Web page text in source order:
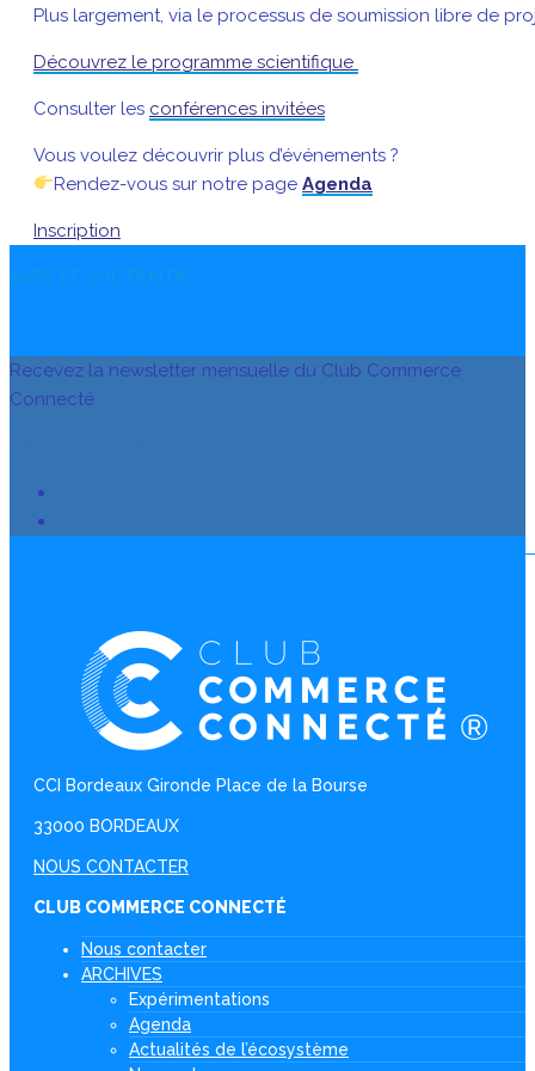
Plus largement, via le processus de soumission libre de
Découvrez le programme scientifique
Consulter les conférences invitées
Vous voulez découvrir plus d’événements ?
Rendez-vous sur notre pageAgenda
Inscription
AVEC LE SOUTIEN DE
Recevez la newsletter mensuelle du Club Commerce
Connecté
CCI Bordeaux Gironde Place de la Bourse
33000 BORDEAUX
NOUS CONTACTER
CLUB COMMERCE CONNECTÉ
Nous contacter
ARCHIVES
Expérimentations
Agenda
Actualités de l’écosystème